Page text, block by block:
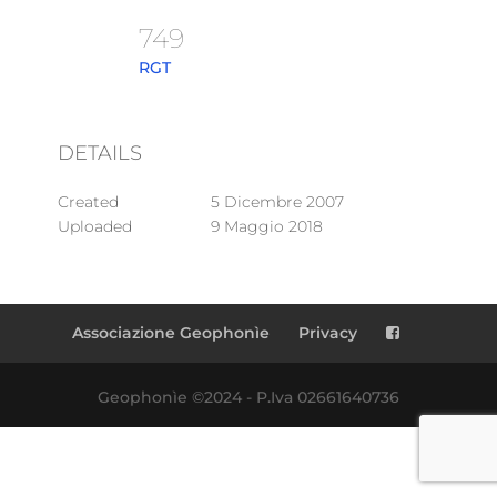
749
RGT
DETAILS
Created
5 Dicembre 2007
Uploaded
9 Maggio 2018
Associazione Geophonìe Privacy
Geophonìe ©2024 - P.Iva 02661640736